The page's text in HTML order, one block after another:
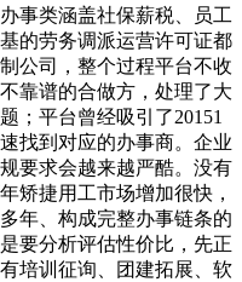
类涵盖社保薪税、员工
的劳务调派运营许可证都
公司，整个过程平台不收
靠谱的合做方，处理了大
；平台曾经吸引了20151
找到对应的办事商。企业
要求会越来越严酷。没有
矫捷用工市场增加很快，
年、构成完整办事链条的
要分析评估性价比，先正
培训征询、团建拓展、软